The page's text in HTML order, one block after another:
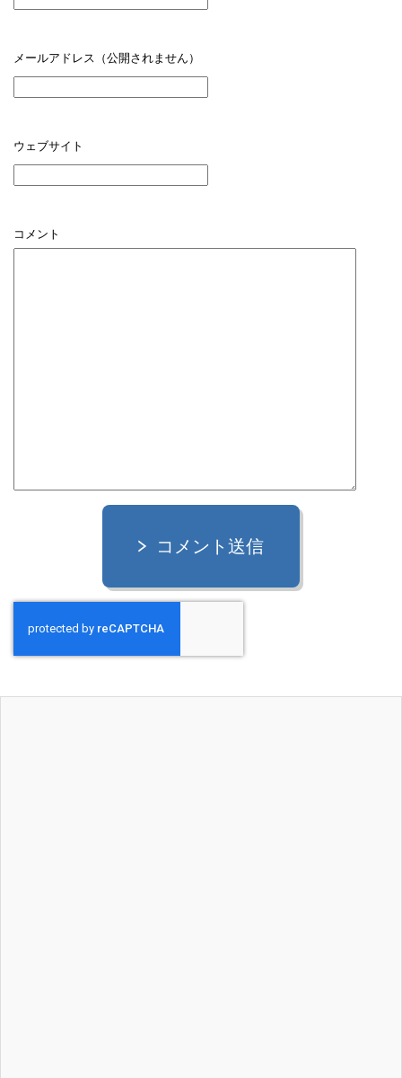
メールアドレス（公開されません）
ウェブサイト
コメント
コメント送信